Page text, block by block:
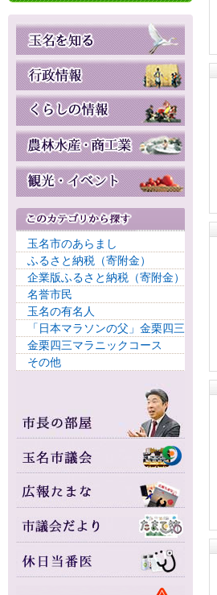
玉名市のあらまし
ふるさと納税（寄附金）
企業版ふるさと納税（寄附金）
名誉市民
玉名の有名人
「日本マラソンの父」金栗四三
金栗四三マラニックコース
その他